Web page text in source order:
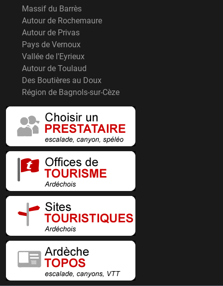
Massif du Barrès
Autour de Rochemaure
Autour de Privas
Pays de Vernoux
Vallée de l'Eyrieux
Autour de Toulaud
Des Boutières au Doux
Région de Bagnols-sur-Cèze